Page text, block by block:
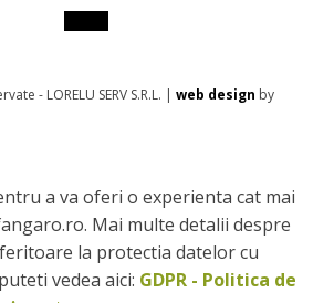
- LORELU SERV S.R.L. | web design by
a va oferi o experienta cat mai
Mai multe detalii despre
la protectia datelor cu
vedea aici: GDPR - Politica de